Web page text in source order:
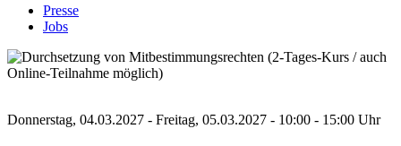
Presse
Jobs
Donnerstag, 04.03.2027 - Freitag, 05.03.2027 - 10:00 - 15:00 Uhr